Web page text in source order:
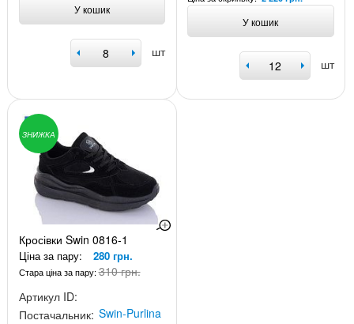
У кошик
шт
У кошик
шт
ЗНИЖКА
Кросівки Swin 0816-1
Ціна за пару: 280 грн.
Стара ціна за пару:310 грн.
Артикул ID:
Постачальник: Swin-Purlina